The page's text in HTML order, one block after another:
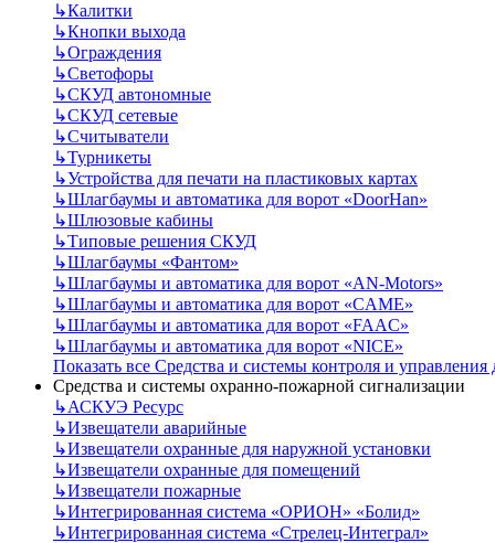
↳Калитки
↳Кнопки выхода
↳Ограждения
↳Светофоры
↳СКУД автономные
↳СКУД сетевые
↳Считыватели
↳Турникеты
↳Устройства для печати на пластиковых картах
↳Шлагбаумы и автоматика для ворот «DoorHan»
↳Шлюзовые кабины
↳Типовые решения СКУД
↳Шлагбаумы «Фантом»
↳Шлагбаумы и автоматика для ворот «AN-Motors»
↳Шлагбаумы и автоматика для ворот «CAME»
↳Шлагбаумы и автоматика для ворот «FAAC»
↳Шлагбаумы и автоматика для ворот «NICE»
Показать все Средства и системы контроля и управления
Средства и системы охранно-пожарной сигнализации
↳АСКУЭ Ресурс
↳Извещатели аварийные
↳Извещатели охранные для наружной установки
↳Извещатели охранные для помещений
↳Извещатели пожарные
↳Интегрированная система «ОРИОН» «Болид»
↳Интегрированная система «Стрелец-Интеграл»